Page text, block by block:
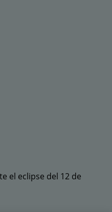
el eclipse del 12 de